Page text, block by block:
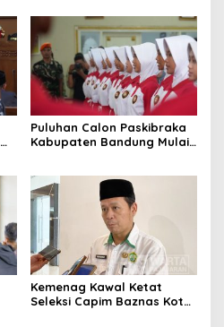
Puluhan Calon Paskibraka
Kabupaten Bandung Mulai
Kemenag Kawal Ketat
Seleksi Capim Baznas Kota